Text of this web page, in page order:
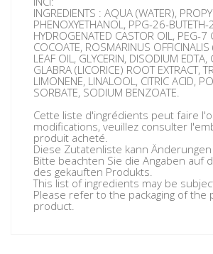
INGREDIENTS : AQUA (WATER),
PHENOXYETHANOL, PPG-26-
HYDROGENATED CASTOR OIL, PEG-7
COCOATE, ROSMARINUS OFFICINALIS
LEAF OIL, GLYCERIN, DISODIUM EDTA,
GLABRA (LICORICE) ROOT EXTRACT,
LIMONENE, LINALOOL, CITRIC ACID,
SORBATE, SODIUM BENZOATE.
Cette liste d'ingrédients peut faire
modifications, veuillez consulter
produit acheté.
Diese Zutatenliste kann
Bitte beachten Sie die Angaben auf
des gekauften Produkts.
This list of ingredients may be
Please refer to the packaging of the
product.